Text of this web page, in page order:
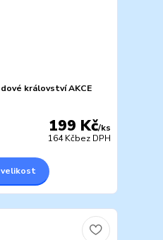
království AKCE
199 Kč/ks
164 Kčbez DPH